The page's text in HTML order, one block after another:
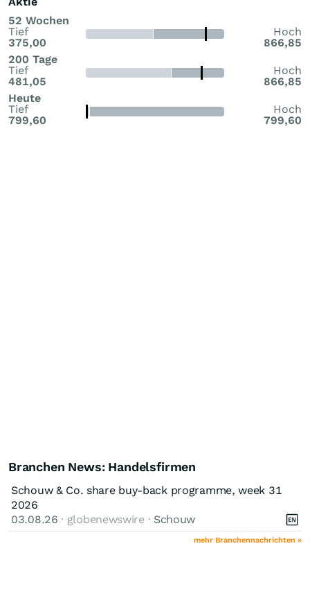
52 Wochen
Tief
375,00
Hoch
866,85
200 Tage
Tief
481,05
Hoch
866,85
Heute
Tief
799,60
Hoch
799,60
Branchen News: Handelsfirmen
Schouw & Co. share buy-back programme, week 31
2026
03.08.26 · globenewswire · Schouw
mehr Branchennachrichten »